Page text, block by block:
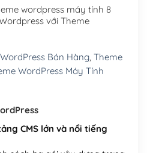
(+450,000₫)
(+650,000₫)
wordpress máy tính 8
với Theme
Bán Hàng, Theme
WordPress Máy Tính
CMS lớn và nổi tiếng